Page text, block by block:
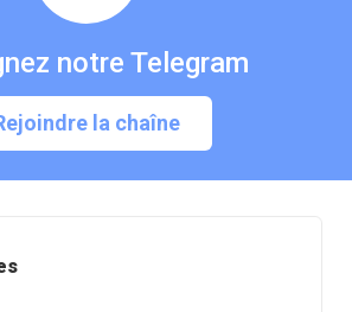
notre Telegram
la chaîne